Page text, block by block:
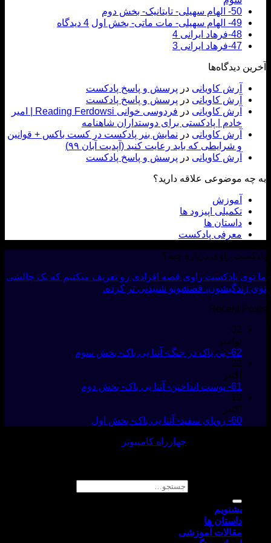
50- الهام سهیلی- تایتانیک- بخش دوم
49- الهام سهیلی- مات ماتی- بخش اول
48-فرهاد ایرانی 4
47-فرهاد ایرانی 3
دیدگاه‌ها
آرش کاویانیدرپرسش و پاسخ پادکست
آرش کاویانیدرپرسش و پاسخ پادکست
آرش کاویانیدر
فردوسی خوانی Reading Ferdowsi | امیر
خادم | پادکستی برای دوستداران شاهنامه
آرش کاویانیدرنمایش بنر پادکست در کست باکس + قوانین
و شرایطی که باید رعایت کنید (آپدیت آبان ۹۹)
آرش کاویانیدرپرسش و پاسخ پادکست
موضوعی علاقه دارید؟
آموزش
تکمیلی اپیزود ها
داستان ها
معرفی پادکست
راوی درباره چیه؟
پادکست راوی قصه افرادی رو تعریف میکنیم که یک چالشی
زندگیشون، قصشونو شنیدنی تر کرده.
Recent
02
نوامبر
22
19
چهارراه کامپیوتر
بشنویم
داستان ها
مقالات آموزشی